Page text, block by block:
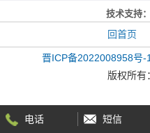
技术支持：
回首页
晋ICP备2022008958号
版权所有：
电话 短信